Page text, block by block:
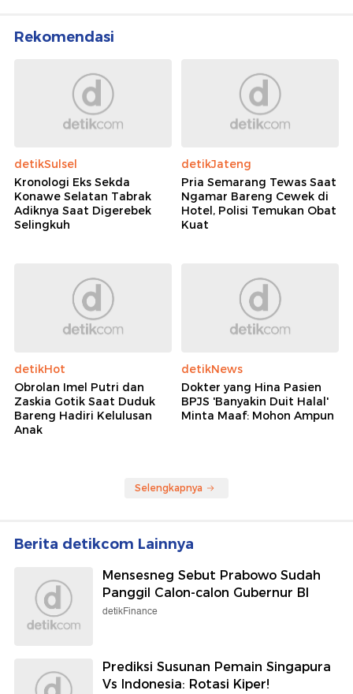
Rekomendasi
detikSulsel
Kronologi Eks Sekda
Konawe Selatan Tabrak
Adiknya Saat Digerebek
Selingkuh
detikJateng
Pria Semarang Tewas Saat
Ngamar Bareng Cewek di
Hotel, Polisi Temukan Obat
Kuat
detikHot
Obrolan Imel Putri dan
Zaskia Gotik Saat Duduk
Bareng Hadiri Kelulusan
Anak
detikNews
Dokter yang Hina Pasien
BPJS 'Banyakin Duit Halal'
Minta Maaf: Mohon Ampun
Selengkapnya
Berita detikcom Lainnya
Mensesneg Sebut Prabowo Sudah
Panggil Calon-calon Gubernur BI
detikFinance
Prediksi Susunan Pemain Singapura
Vs Indonesia: Rotasi Kiper!